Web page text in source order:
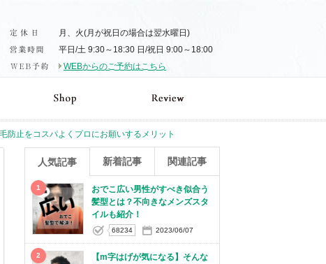
月、火(月が祝日の場合は翌水曜日)
平日/土 9:30～18:30 日/祝日 9:00～18:00
WEBからのご予約はこちら
防止をコスパよくプロにお願いするメリット
人気記事 新着記事 関連記事
1
おでこ広い男性がすべき似合う
髪型とは？不向きなメンズスタ
イルも紹介！
68234 2023/06/07
2
【m字はげが気になる】そんな